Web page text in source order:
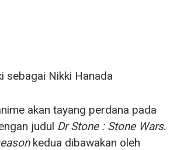
sebagai Nikki Hanada
akan tayang perdana pada
judul Dr Stone : Stone Wars.
kedua dibawakan oleh